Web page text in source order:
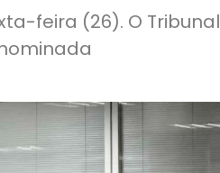
feira (26). O Tribunal